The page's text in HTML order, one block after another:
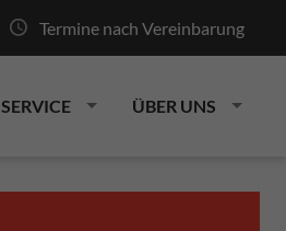
Termine nach Vereinbarung
SERVICE ÜBER UNS